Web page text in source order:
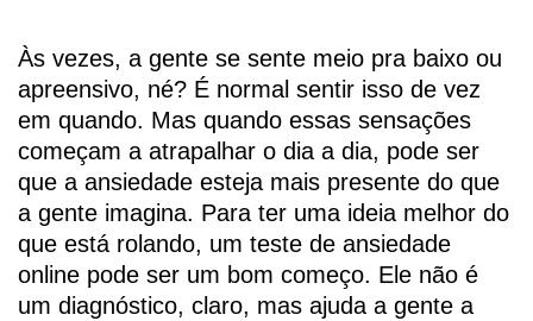
Às vezes, a gente se sente meio pra baixo ou
apreensivo, né? É normal sentir isso de vez
em quando. Mas quando essas sensações
começam a atrapalhar o dia a dia, pode ser
que a ansiedade esteja mais presente do que
a gente imagina. Para ter uma ideia melhor do
que está rolando, um teste de ansiedade
online pode ser um bom começo. Ele não é
um diagnóstico, claro, mas ajuda a gente a